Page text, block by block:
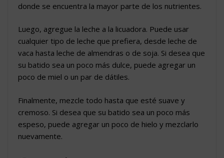
donde se encuentra la mayor parte de los nutrientes.
Luego, agregue la leche a la licuadora. Puede usar
cualquier tipo de leche que prefiera, desde leche de
vaca hasta leche de almendras o de soja. Si desea que
su batido sea un poco más dulce, puede agregar un
poco de miel o un par de dátiles.
Finalmente, mezcle todo hasta que esté suave y
cremoso. Si desea que su batido sea un poco más
espeso, puede agregar un poco de hielo y mezclarlo
nuevamente.